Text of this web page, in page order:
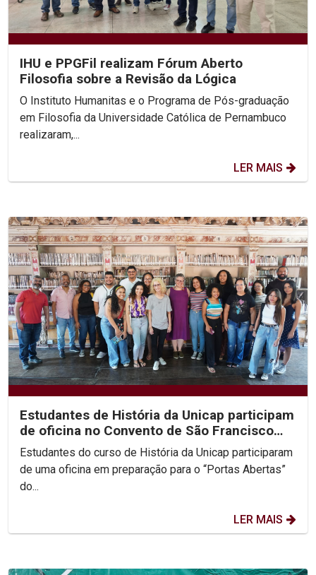
IHU e PPGFil realizam Fórum Aberto
Filosofia sobre a Revisão da Lógica
O Instituto Humanitas e o Programa de Pós-graduação
em Filosofia da Universidade Católica de Pernambuco
realizaram,...
LER MAIS
Estudantes de História da Unicap participam
de oficina no Convento de São Francisco
em Olinda
Estudantes do curso de História da Unicap participaram
de uma oficina em preparação para o “Portas Abertas”
do...
LER MAIS